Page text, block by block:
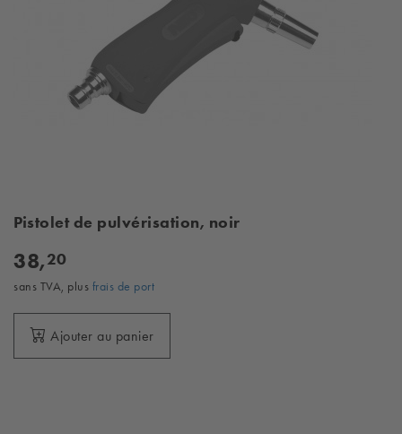
Pistolet de pulvérisation, noir
38,20
sans TVA, plus frais de port
Ajouter au panier